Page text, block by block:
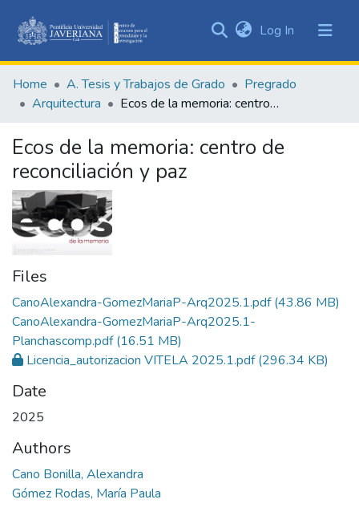
&
Collections
Statistics
Log In (current)
Home A. Tesis y Trabajos de Grado
Pregrado
Arquitectura
Ecos de la memoria: centro de reconciliación y paz
Ecos de la memoria: centro de
reconciliación y paz
Files
CanoAlexandra-GomezMariaP-Arq2025.1.pdf(43.86 MB)
CanoAlexandra-GomezMariaP-Arq2025.1-
Planchascomp.pdf(16.51 MB)
Licencia_autorizacion VITELA 2025.1.pdf(296.34 KB)
Date
2025
Authors
Cano Bonilla, Alexandra
Gómez Rodas, María Paula